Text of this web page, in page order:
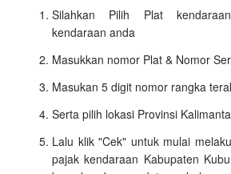
Silahkan Pilih Plat
kendaraan anda
Masukkan nomor Plat & Nomor
Masukan 5 digit nomor rangka
Serta pilih lokasi Provinsi
Lalu klik "Cek" untuk mulai
pajak kendaraan Kabupaten